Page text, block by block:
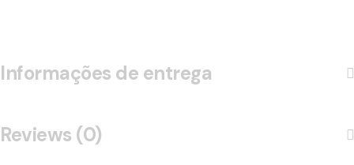
Informações de entrega
Reviews (0)